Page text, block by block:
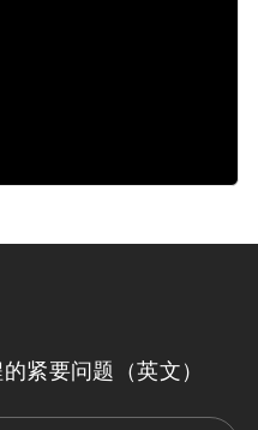
紧要问题（英文）